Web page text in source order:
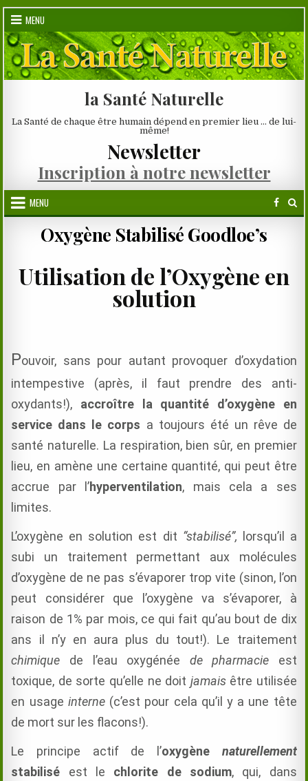
Skip
content
MENU
la Santé Naturelle
La Santé de chaque être humain dépend en premier lieu … de lui-
même!
Newsletter
Inscription à notre newsletter
MENU
Oxygène Stabilisé Goodloe’s
Utilisation de l’Oxygène en
solution
Pouvoir, sans pour autant provoquer d’oxydation
intempestive (après, il faut prendre des anti-
oxydants!), accroître la quantité d’oxygène en
service dans le corps a toujours été un rêve de
santé naturelle. La respiration, bien sûr, en premier
lieu, en amène une certaine quantité, qui peut être
accrue par l’hyperventilation, mais cela a ses
limites.
L’oxygène en solution est dit “stabilisé”,
lorsqu’il a
subi un traitement permettant aux molécules
d’oxygène de ne pas s’évaporer trop vite (sinon, l’on
peut considérer que l’oxygène va s’évaporer, à
raison de 1% par mois, ce qui fait qu’au bout de dix
ans il n’y en aura plus du tout!). Le traitement
chimique de l’eau oxygénée de pharmacie est
toxique, de sorte qu’elle ne doit jamais être utilisée
en usage interne (c’est pour cela qu’il y a une tête
de mort sur les flacons!).
Le principe actif de l’oxygène naturellement
stabilisé est le chlorite de sodium, qui, dans